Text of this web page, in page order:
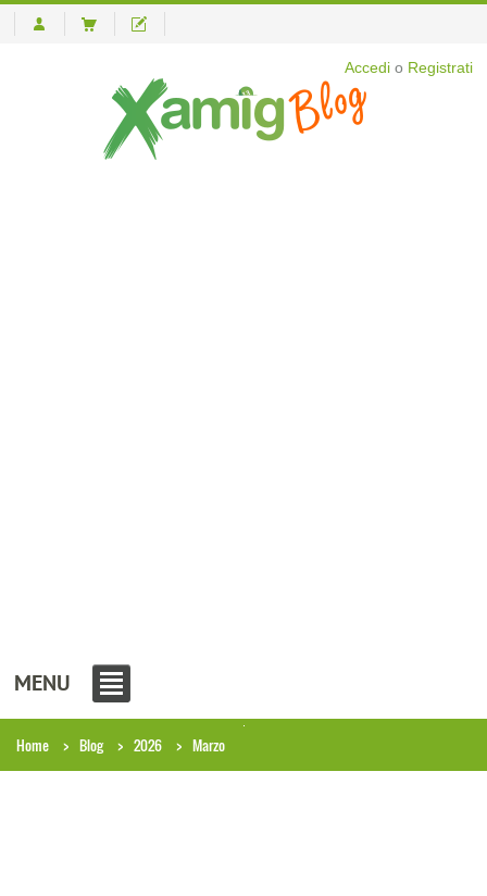
Accedi o Registrati
MENU
Home Blog 2026 Marzo